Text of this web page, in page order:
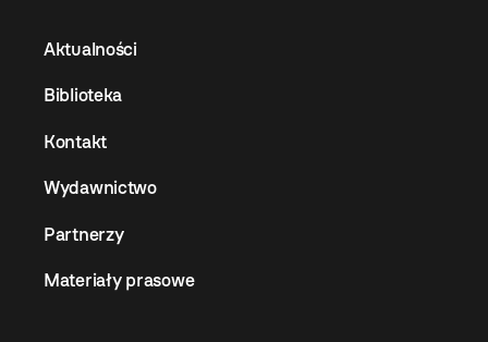
Aktualności
Biblioteka
Kontakt
Wydawnictwo
Partnerzy
Materiały prasowe